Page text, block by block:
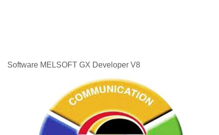
Software MELSOFT GX Developer V8